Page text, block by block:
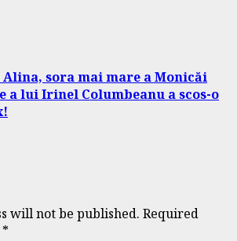
sora mai mare a Monicăi
a lui Irinel Columbeanu a scos-o
will not be published. Required
*